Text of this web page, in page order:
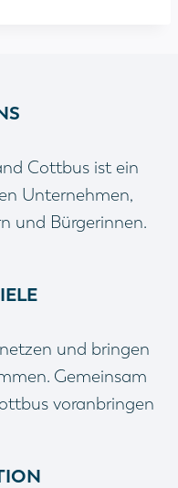
Cottbus ist ein
Unternehmen,
und Bürgerinnen.
und bringen
Gemeinsam
voranbringen